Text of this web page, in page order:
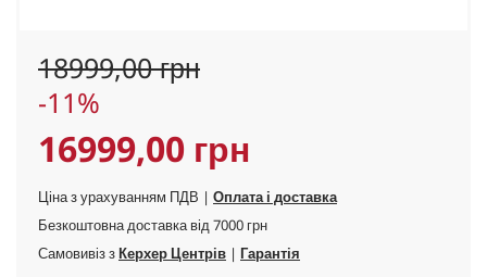
O
d
p
r
o
d
u
c
18999,00 грн
S
v
n
g
-11%
C
u
r
16999,00 грн
Ціна з урахуванням ПДВ | Оплата і доставка
Безкоштовна доставка від 7000 грн
Самовивіз зКерхер Центрів | Гарантія